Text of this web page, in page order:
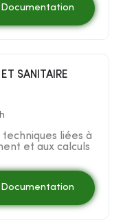
SANITAIRE
liées à
et aux calculs